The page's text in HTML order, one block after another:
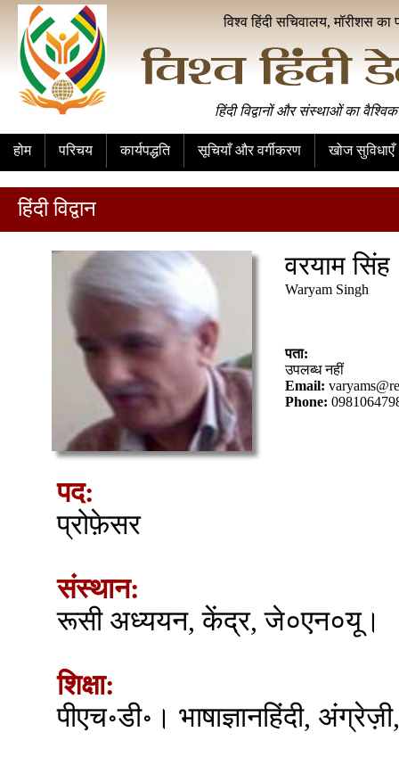
विश्व हिंदी सचिवालय, मॉरीशस का
हिंदी विद्वानों और संस्थाओं का
होम परिचय कार्यपद्धति सूचियाँ और वर्गीकरण खोज सुविधाएँ
हिंदी विद्वान
वरयाम सिंह
Waryam Singh
पता:
उपलब्ध नहीं
Email:
Phone:
पद:
प्रोफ़ेसर
संस्थान:
रूसी अध्ययन, केंद्र, जे०एन०यू।
शिक्षा:
पीएच॰डी॰। भाषाज्ञानहिंदी,